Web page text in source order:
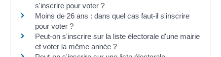
s'inscrire pour voter ?
Moins de 26 ans : dans quel cas faut-il s'inscrire
pour voter ?
Peut-on s'inscrire sur la liste électorale d'une mairie
et voter la même année ?